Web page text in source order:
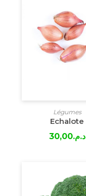
Légumes
Echalote
د.م.30,00